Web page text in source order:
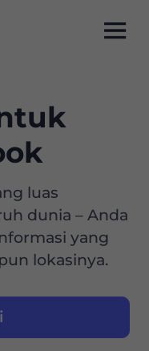
luas
dunia – Anda
yang
lokasinya.